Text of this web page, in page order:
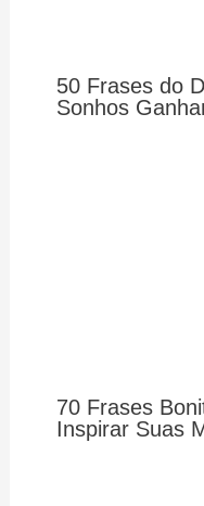
50 Frases do
Sonhos
70 Frases
Inspirar Suas